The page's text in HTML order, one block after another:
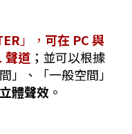
」， 可在 PC 與
聲道 ；並可以根據
」、「一般空間」
體聲效 。